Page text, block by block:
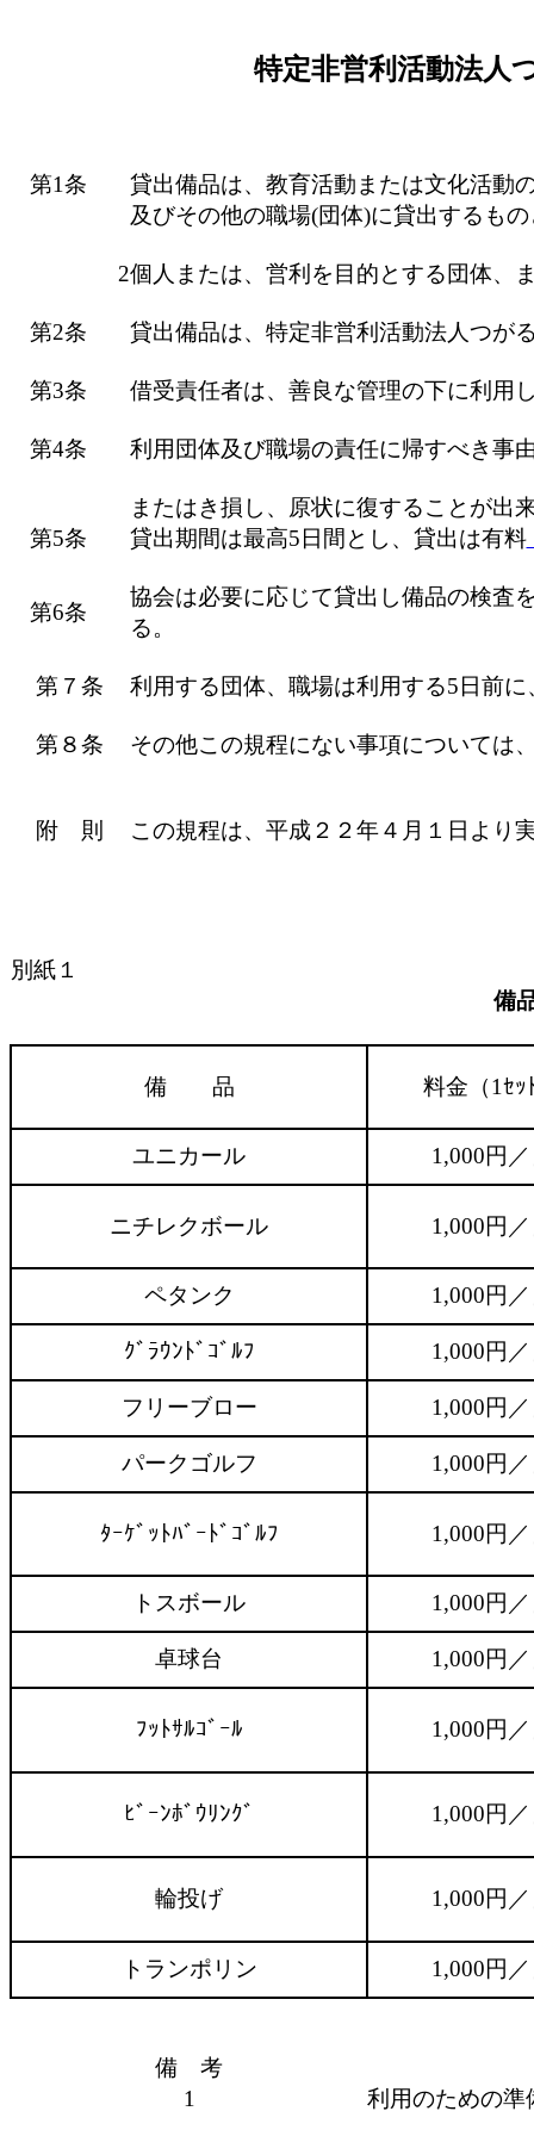
特定非営利活動法人
第1条
貸出備品は、教育活動または文化活動
及びその他の職場(団体)に貸出するも
2個人または、営利を目的とする団体、
第2条 貸出備品は、特定非営利活動法人つが
第3条 借受責任者は、善良な管理の下に利用
第4条 利用団体及び職場の責任に帰すべき事
またはき損し、原状に復することが出
第5条
貸出期間は最高5日間とし、貸出は有料
第6条
協会は必要に応じて貸出し備品の検査
る。
第７条 利用する団体、職場は利用する5日前
第８条 その他この規程にない事項については
附 則 この規程は、平成２２年４月１日より
別紙１
備
備 品 料金（1ｾｯ
ユニカール 1,000円
ニチレクボール 1,000円
ペタンク 1,000円
ｸﾞﾗｳﾝﾄﾞｺﾞﾙﾌ 1,000円
フリーブロー 1,000円
パークゴルフ 1,000円
ﾀｰｹﾞｯﾄﾊﾞｰﾄﾞｺﾞﾙﾌ 1,000円
トスボール 1,000円
卓球台 1,000円
ﾌｯﾄｻﾙｺﾞｰﾙ 1,000円
ﾋﾞｰﾝﾎﾞｳﾘﾝｸﾞ 1,000円
輪投げ 1,000円
トランポリン 1,000円
備 考
1
利用のための準